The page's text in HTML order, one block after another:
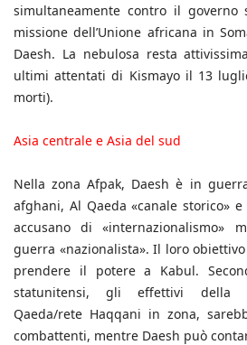
simultaneamente contro il governo
missione dell’Unione africana in
Daesh. La nebulosa resta
ultimi attentati di Kismayo il 13
morti).
Asia centrale e Asia del sud
Nella zona Afpak, Daesh è in
afghani, Al Qaeda «canale storico»
accusano di «internazionalismo»
guerra «nazionalista». Il loro
prendere il potere a Kabul.
statunitensi, gli effettivi della
Qaeda/rete Haqqani in zona,
combattenti, mentre Daesh può